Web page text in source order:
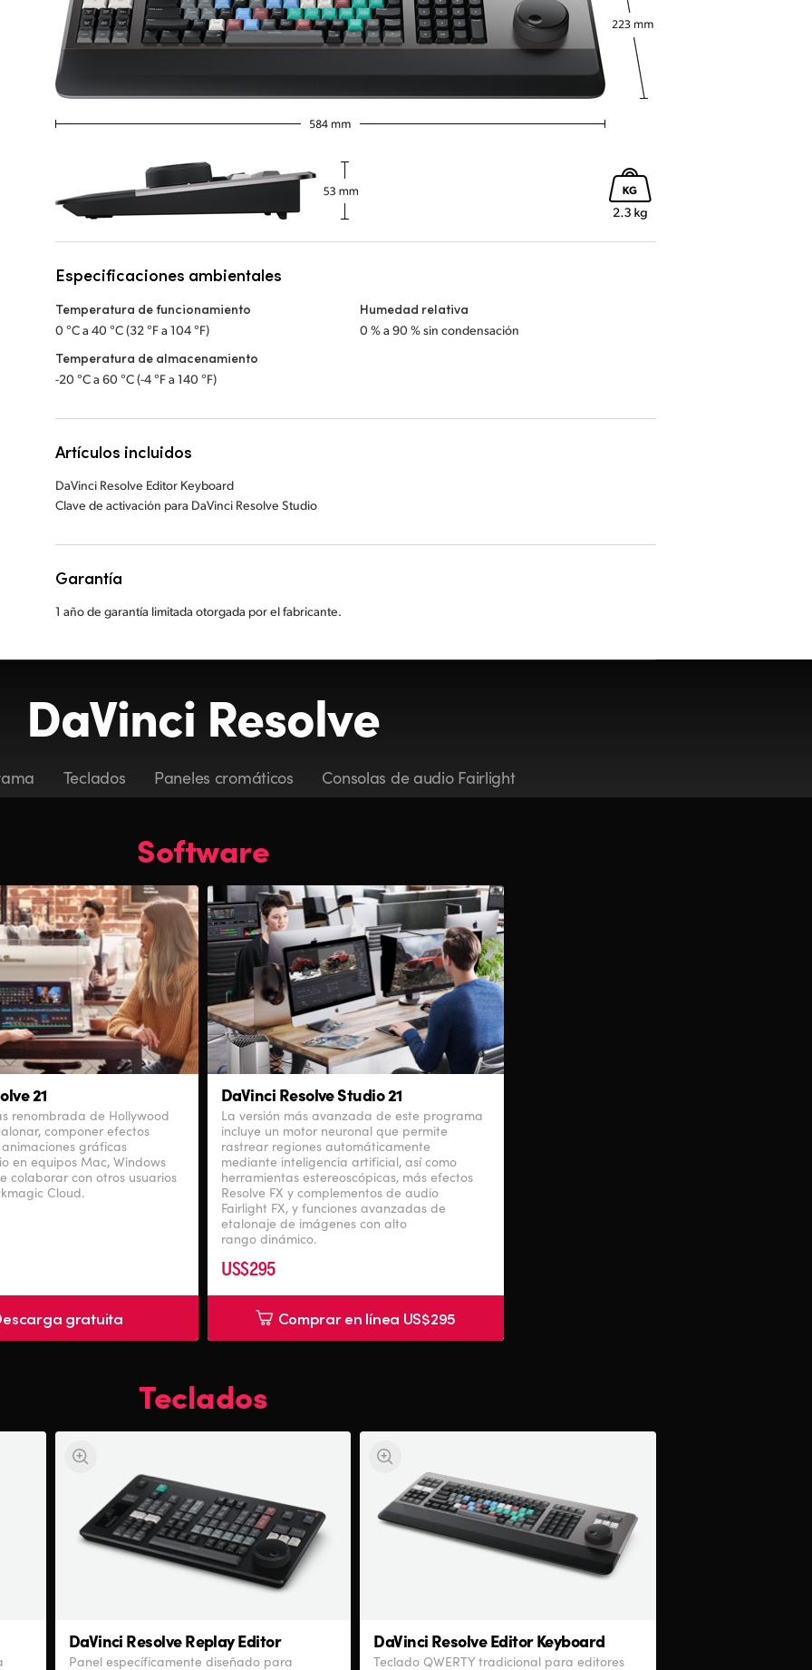
Especificaciones ambientales
Temperatura de funcionamiento
0 °C a 40 °C (32 °F a 104 °F)
Temperatura de almacenamiento
-20 °C a 60 °C (-4 °F a 140 °F)
Humedad relativa
0 % a 90 % sin condensación
Artículos incluidos
DaVinci Resolve Editor Keyboard
Clave de activación para DaVinci Resolve Studio
Garantía
1 año de garantía limitada otorgada por el fabricante.
DaVinci Resolve
Teclados Paneles cromáticos Consolas de audio Fairlight
Software
21
renombrada de Hollywood
componer efectos
gráficas
en equipos Mac, Windows
colaborar con otros usuarios
Cloud.
gratuita
DaVinci Resolve Studio 21
La versión más avanzada de este programa
incluye un motor neuronal que permite
rastrear regiones automáticamente
mediante inteligencia artificial, así como
herramientas estereoscópicas, más efectos
Resolve FX y complementos de audio
Fairlight FX, y funciones avanzadas de
etalonaje de imágenes con alto
rango dinámico.
US$295
Comprar en línea US$295
Teclados
DaVinci ResolveReplay Editor
Panel específicamente diseñado para
DaVinci ResolveEditor Keyboard
Teclado QWERTY tradicional para editores